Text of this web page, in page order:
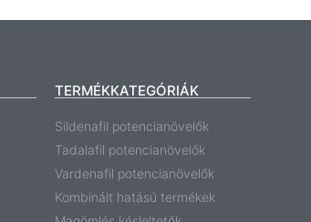
TERMÉKKATEGÓRIÁK
Sildenafil potencianövelők
Tadalafil potencianövelők
Vardenafil potencianövelők
Kombinált hatású termékek